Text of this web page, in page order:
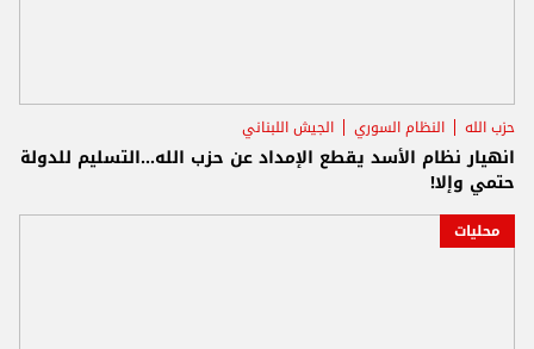
حزب الله النظام السوري الجيش اللبناني
انهيار نظام الأسد يقطع الإمداد عن حزب الله...التسليم للدولة
حتمي وإلا!
محليات